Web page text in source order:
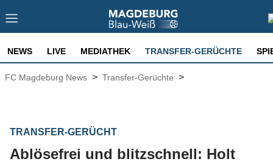
NEWS LIVE MEDIATHEK TRANSFER-GERÜCHTE
FC Magdeburg News > Transfer-Gerüchte >
TRANSFER-GERÜCHT
Ablösefrei und blitzschnell: Holt